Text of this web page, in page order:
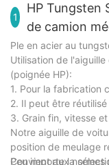
1
HP Tungsten
de camion
(poignée HP)
Ple en acier au
Utilisation de
(poignée HP):
1. Pour la fabrication
2. Il peut être
3. Grain fin, vitesse
Notre aiguille de
position de meulage
Convient aux
Peu importe la